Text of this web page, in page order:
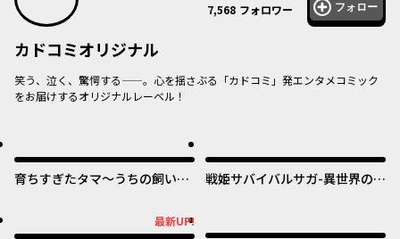
7,568 フォロワー フォロー
カドコミオリジナル
笑う、泣く、驚愕する——。心を揺さぶる「カドコミ」発エンタメコミック
をお届けするオリジナルレーベル！
育ちすぎたタマ～うちの飼い猫
戦姫サバイバルサガ-異世界の運
最新UP!
オリジナル